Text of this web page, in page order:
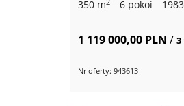
350 m2 6 pokoi
1 119 000,00 PLN / 3
Nr oferty: 943613